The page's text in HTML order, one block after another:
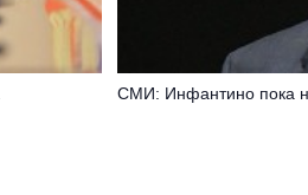
СМИ: Инфантино пока